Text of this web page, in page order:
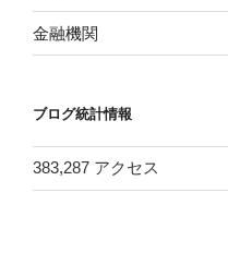
金融機関
ブログ統計情報
383,287 アクセス